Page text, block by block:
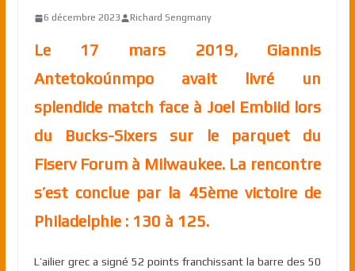
6 décembre 2023 Richard Sengmany
Le 17 mars 2019, Giannis
Antetokoúnmpo avait livré un
splendide match face à Joel Embiid lors
du Bucks-Sixers sur le parquet du
Fiserv Forum à Milwaukee. La rencontre
s’est conclue par la 45ème victoire de
Philadelphie : 130 à 125.
L’ailier grec a signé 52 points franchissant la barre des 50